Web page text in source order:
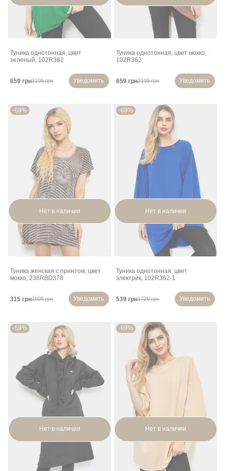
Туника однотонная, цвет
зеленый, 102R362
659 грн2109 грн Уведомить
Туника однотонная, цвет мокко,
102R362
659 грн2109 грн Уведомить
-69%
Нет в наличии
Туника женская с принтом, цвет
мокко, 238RBD378
315 грн1009 грн Уведомить
-69%
Нет в наличии
Туника однотонная, цвет
электрик, 102R362-1
539 грн1729 грн Уведомить
-69%
Нет в наличии
-69%
Нет в наличии